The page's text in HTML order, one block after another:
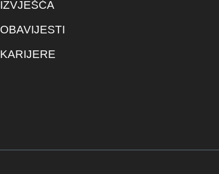
IZVJEŠĆA
OBAVIJESTI
KARIJERE